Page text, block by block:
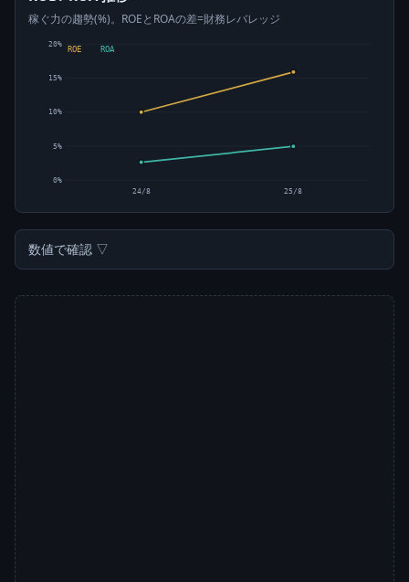
稼ぐ力の趨勢(%)。ROEとROAの差=財務レバレッジ
0%
5%
10%
15%
20%
ROE ROA
24/8 25/8
数値で確認 ▽